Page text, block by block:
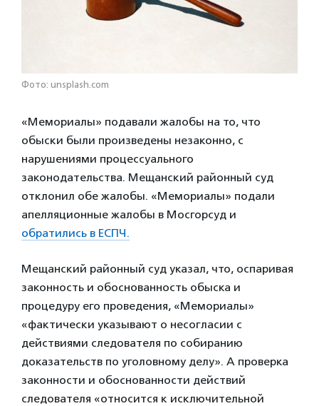
Фото: unsplash.com
«Мемориалы» подавали жалобы на то, что
обыски были произведены незаконно, с
нарушениями процессуального
законодательства. Мещанский районный суд
отклонил обе жалобы. «Мемориалы» подали
апелляционные жалобы в Мосгорсуд и
обратились в ЕСПЧ.
Мещанский районный суд указал, что, оспаривая
законность и обоснованность обыска и
процедуру его проведения, «Мемориалы»
«фактически указывают о несогласии с
действиями следователя по собиранию
доказательств по уголовному делу». А проверка
законности и обоснованности действий
следователя «относится к исключительной